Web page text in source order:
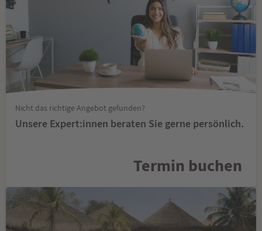
Nicht das richtige Angebot gefunden?
Unsere Expert:innen beraten Sie gerne persönlich.
Termin buchen